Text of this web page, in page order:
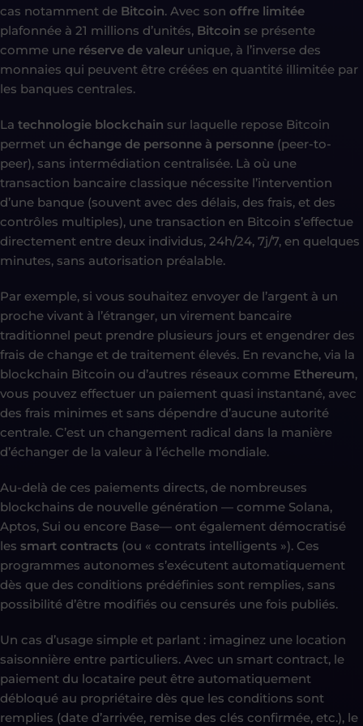
cas notamment de Bitcoin. Avec son offre limitée
plafonnée à 21 millions d’unités, Bitcoin se présente
comme une réserve de valeur unique, à l’inverse des
monnaies qui peuvent être créées en quantité illimitée par
les banques centrales.
La technologie blockchain sur laquelle repose Bitcoin
permet un échange de personne à personne (peer-to-
peer), sans intermédiation centralisée. Là où une
transaction bancaire classique nécessite l’intervention
d’une banque (souvent avec des délais, des frais, et des
contrôles multiples), une transaction en Bitcoin s’effectue
directement entre deux individus, 24h/24, 7j/7, en quelques
minutes, sans autorisation préalable.
Par exemple, si vous souhaitez envoyer de l’argent à un
proche vivant à l’étranger, un virement bancaire
traditionnel peut prendre plusieurs jours et engendrer des
frais de change et de traitement élevés. En revanche, via la
blockchain Bitcoin ou d’autres réseaux comme Ethereum,
vous pouvez effectuer un paiement quasi instantané, avec
des frais minimes et sans dépendre d’aucune autorité
centrale. C’est un changement radical dans la manière
d’échanger de la valeur à l’échelle mondiale.
Au-delà de ces paiements directs, de nombreuses
blockchains de nouvelle génération — comme Solana,
Aptos, Sui ou encore Base— ont également démocratisé
les smart contracts (ou « contrats intelligents »). Ces
programmes autonomes s’exécutent automatiquement
dès que des conditions prédéfinies sont remplies, sans
possibilité d’être modifiés ou censurés une fois publiés.
Un cas d’usage simple et parlant : imaginez une location
saisonnière entre particuliers. Avec un smart contract, le
paiement du locataire peut être automatiquement
débloqué au propriétaire dès que les conditions sont
remplies (date d’arrivée, remise des clés confirmée, etc.), le